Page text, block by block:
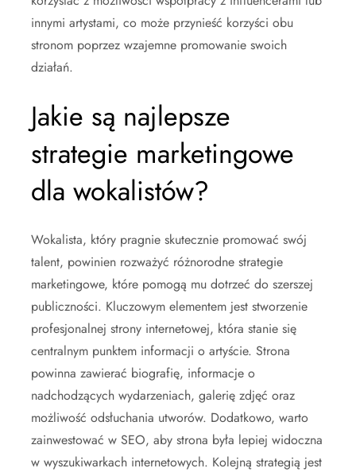
innymi artystami, co może przynieść korzyści obu
stronom poprzez wzajemne promowanie swoich
działań.
Jakie są najlepsze
strategie marketingowe
dla wokalistów?
Wokalista, który pragnie skutecznie promować swój
talent, powinien rozważyć różnorodne strategie
marketingowe, które pomogą mu dotrzeć do szerszej
publiczności. Kluczowym elementem jest stworzenie
profesjonalnej strony internetowej, która stanie się
centralnym punktem informacji o artyście. Strona
powinna zawierać biografię, informacje o
nadchodzących wydarzeniach, galerię zdjęć oraz
możliwość odsłuchania utworów. Dodatkowo, warto
zainwestować w SEO, aby strona była lepiej widoczna
w wyszukiwarkach internetowych. Kolejną strategią jest